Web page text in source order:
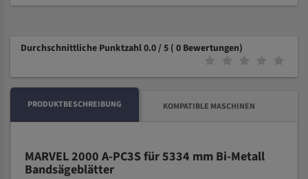
Durchschnittliche Punktzahl 0.0 / 5 ( 0 Bewertungen)
PRODUKTBESCHREIBUNG KOMPATIBLE MASCHINEN
MARVEL 2000 A-PC3S für 5334 mm Bi-Metall
Bandsägeblätter